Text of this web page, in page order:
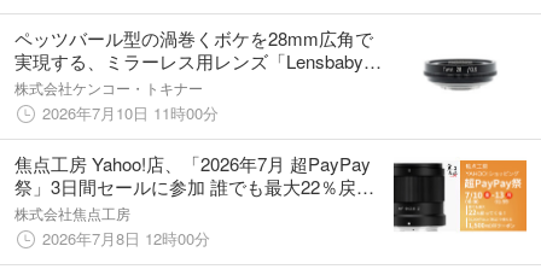
ペッツバール型の渦巻くボケを28mm広角で
実現する、ミラーレス用レンズ「Lensbaby
Twist 28」
株式会社ケンコー・トキナー
2026年7月10日 11時00分
焦点工房 Yahoo!店、「2026年7月 超PayPay
祭」3日間セールに参加 誰でも最大22％戻っ
てくる！
株式会社焦点工房
2026年7月8日 12時00分